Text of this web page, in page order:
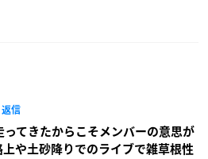
返信
ってきたからこそメンバーの意思が
や土砂降りでのライブで雑草根性